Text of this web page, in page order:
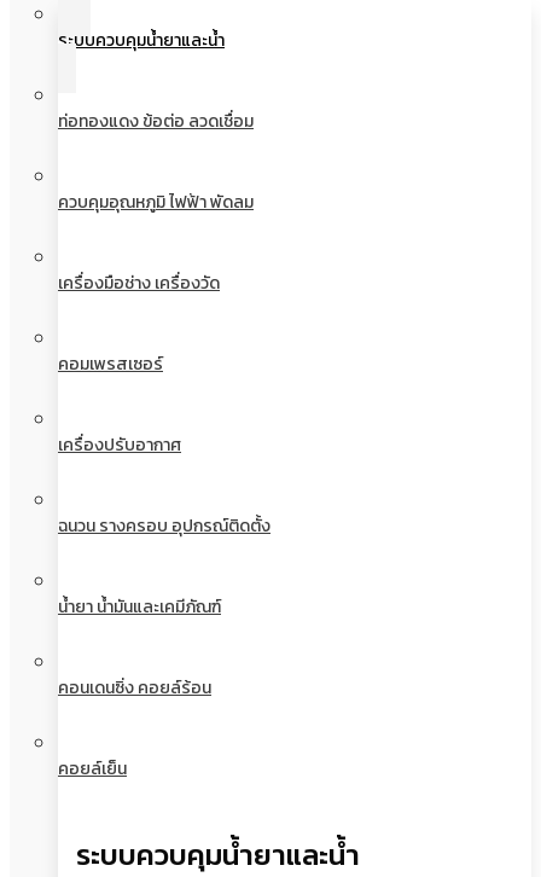
ระบบควบคุมน้ำยาและน้ำ
ท่อทองแดง ข้อต่อ ลวดเชื่อม
ควบคุมอุณหภูมิ ไฟฟ้า พัดลม
เครื่องมือช่าง เครื่องวัด
คอมเพรสเซอร์
เครื่องปรับอากาศ
ฉนวน รางครอบ อุปกรณ์ติดตั้ง
น้ำยา น้ำมันและเคมีภัณฑ์
คอนเดนซิ่ง คอยล์ร้อน
คอยล์เย็น
ระบบควบคุมน้ำยาและน้ำ